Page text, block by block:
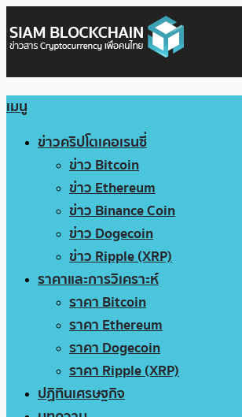
เมนู
ข่าวคริปโตเคอเรนซี่
ข่าว Bitcoin
ข่าว Ethereum
ข่าว Binance Coin
ข่าว Dogecoin
ข่าว Ripple (XRP)
ราคาและการวิเคราะห์
ราคา Bitcoin
ราคา Ethereum
ราคา Dogecoin
ราคา Ripple (XRP)
ปฏิทินเศรษฐกิจ